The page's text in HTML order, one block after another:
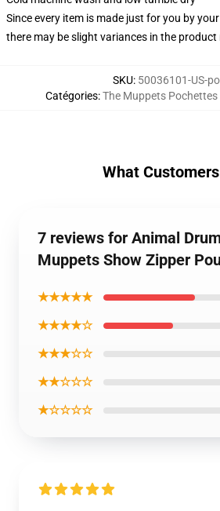
Since every item is made just for you by
there may be slight variances in the product
SKU: 50036101-US-
Catégories:The Muppets
What
7 reviews for Animal
Muppets Show Zipper
★★★★★
★★★★☆
★★★☆☆
★★☆☆☆
★☆☆☆☆